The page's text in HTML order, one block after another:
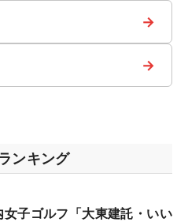
→
→
ンキング
女子ゴルフ「大東建託・いい